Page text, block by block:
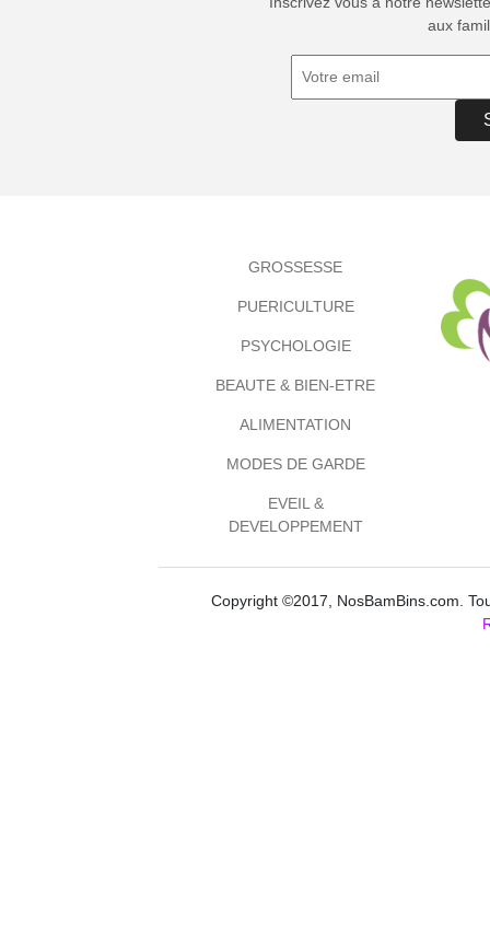
aux
GROSSESSE
PUERICULTURE
PSYCHOLOGIE
BEAUTE & BIEN-ETRE
ALIMENTATION
MODES DE GARDE
EVEIL &
DEVELOPPEMENT
Copyright ©2017, NosBamBins.com.